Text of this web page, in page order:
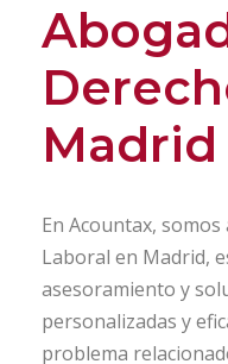
Madrid
En Acountax,
Laboral en Madrid,
asesoramiento y
personalizadas y
problema